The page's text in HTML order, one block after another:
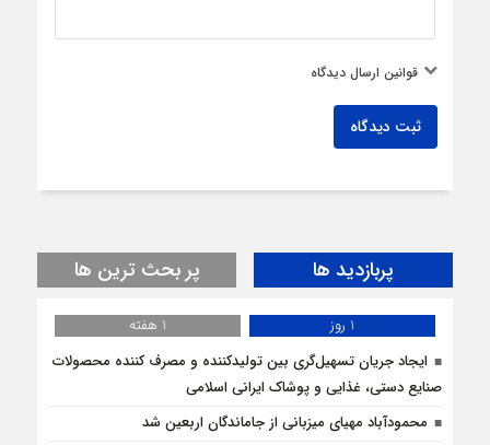
قوانین ارسال دیدگاه
ثبت دیدگاه
پربازدید ها پر بحث ترین ها
1 روز
1 هفته
ایجاد جریان تسهیل‌گری بین تولیدکننده و مصرف کننده محصولات
صنایع دستی، غذایی و پوشاک ایرانی اسلامی
محمودآباد مهیای میزبانی از جاماندگان اربعین شد